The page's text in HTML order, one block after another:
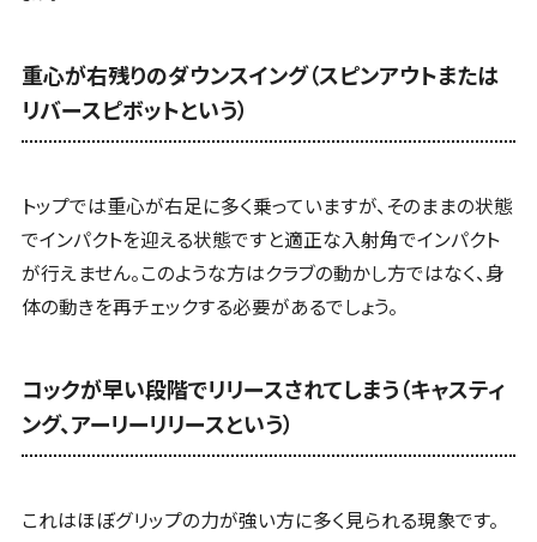
重心が右残りのダウンスイング（スピンアウトまたは
リバースピボットという）
トップでは重心が右足に多く乗っていますが、そのままの状態
でインパクトを迎える状態ですと適正な入射角でインパクト
が行えません。このような方はクラブの動かし方ではなく、身
体の動きを再チェックする必要があるでしょう。
コックが早い段階でリリースされてしまう（キャスティ
ング、アーリーリリースという）
これはほぼグリップの力が強い方に多く見られる現象です。